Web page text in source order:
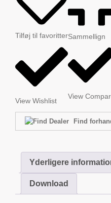
Tilføj til favoritter
View Wishlist
Sammellign
View
Find
Yderligere
Download